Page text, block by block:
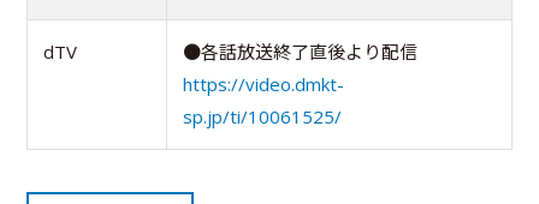
dTV
●各話放送終了直後より配信
https://video.dmkt-
sp.jp/ti/10061525/